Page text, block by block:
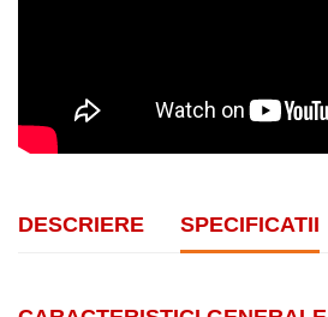
DESCRIERE SPECIFICATII